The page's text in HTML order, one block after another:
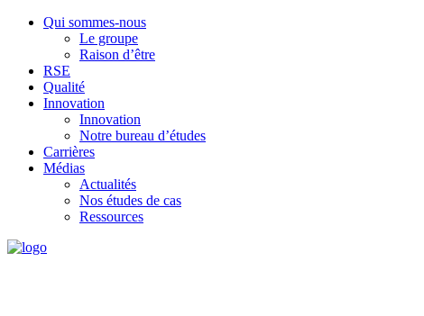
Qui sommes-nous
Le groupe
Raison d’être
RSE
Qualité
Innovation
Innovation
Notre bureau d’études
Carrières
Médias
Actualités
Nos études de cas
Ressources